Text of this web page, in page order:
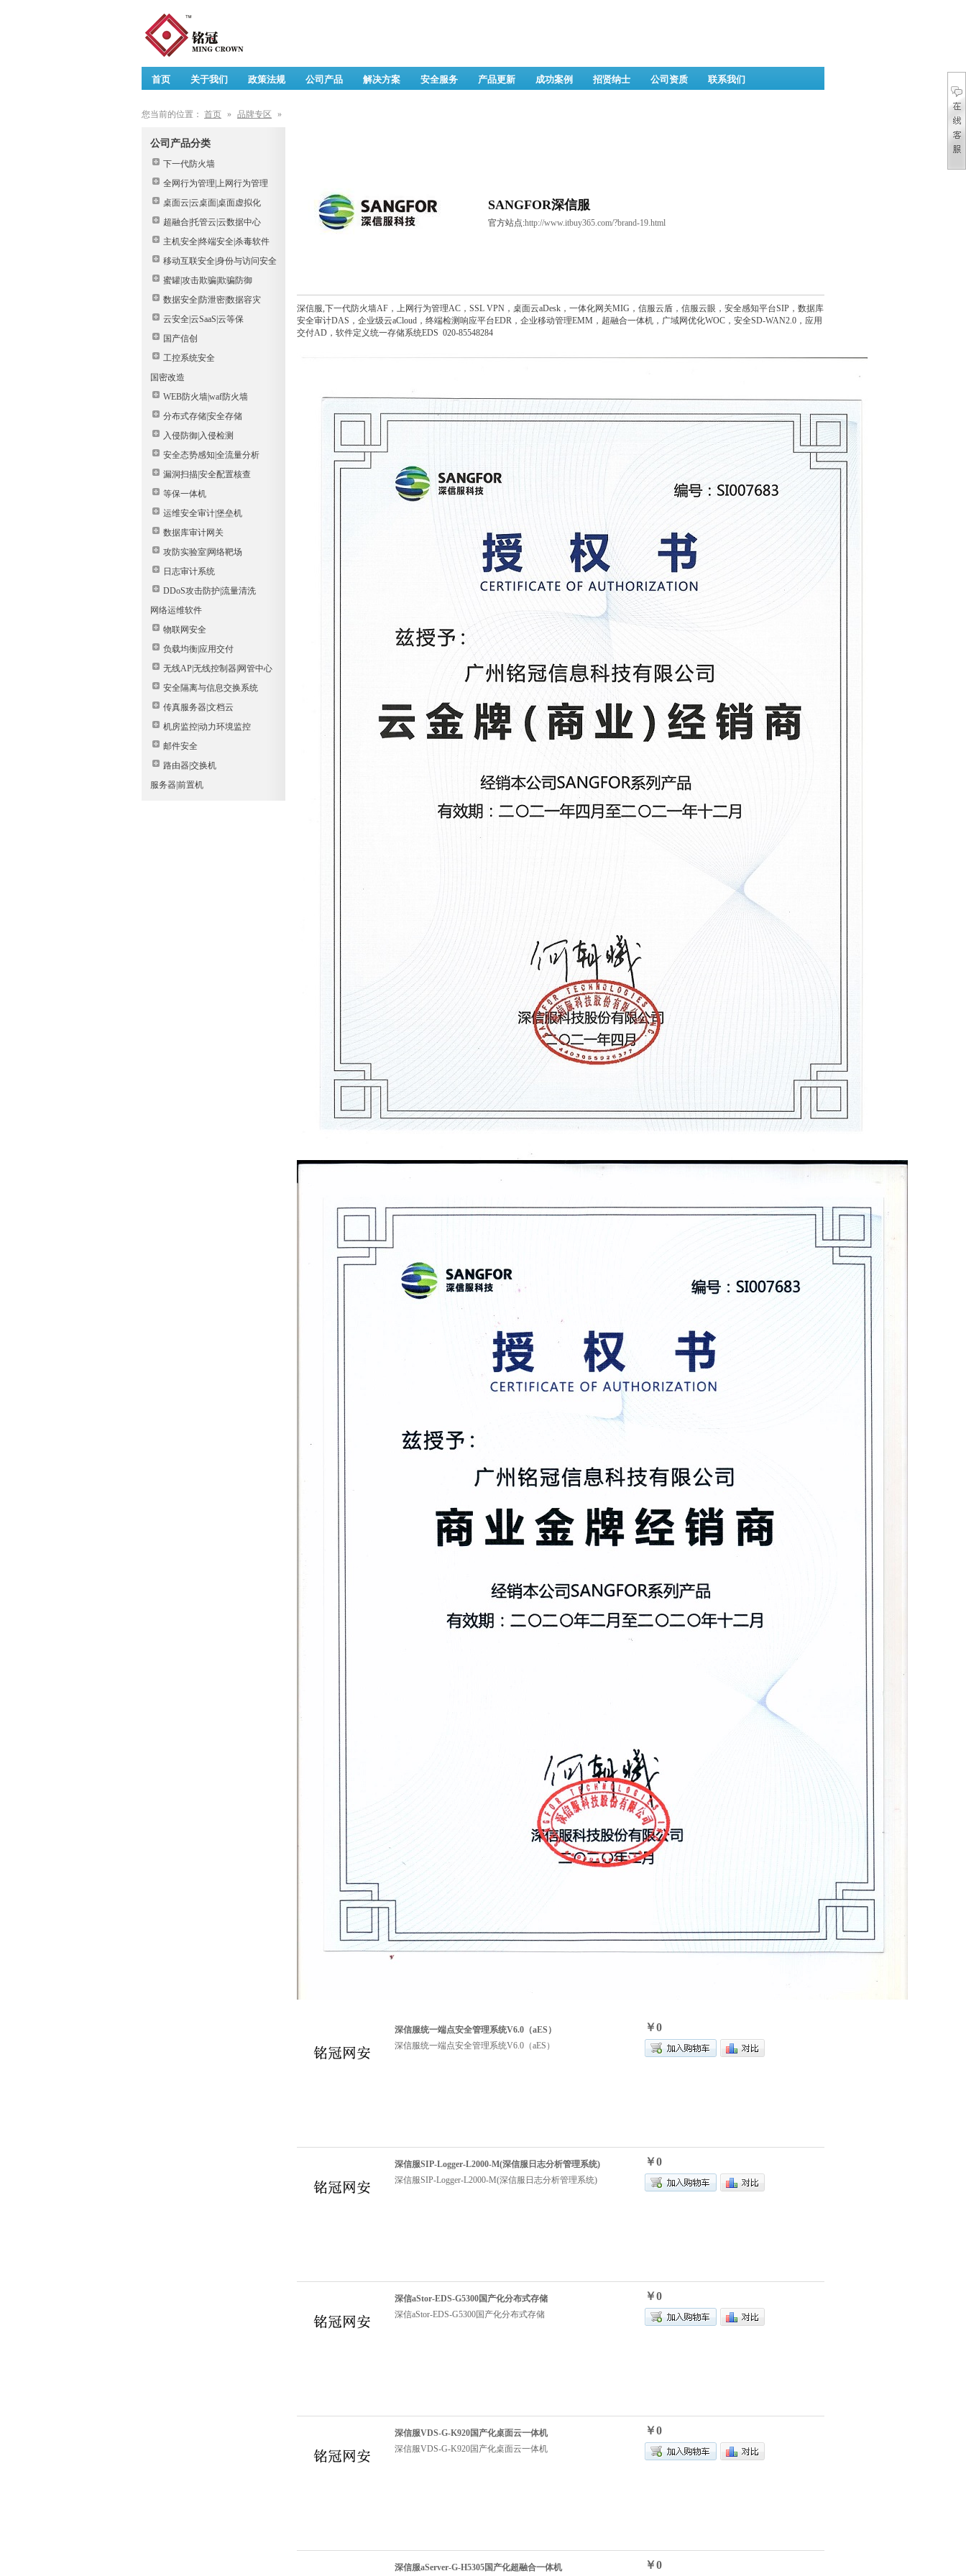
首页 关于我们 政策法规 公司产品 解决方案 安全服务 产品更新 成功案例 招贤纳士 公司资质 联系我们
您当前的位置： 首页 » 品牌专区 »
公司产品分类
下一代防火墙
全网行为管理|上网行为管理
桌面云|云桌面|桌面虚拟化
超融合|托管云|云数据中心
主机安全|终端安全|杀毒软件
移动互联安全|身份与访问安全
蜜罐|攻击欺骗|欺骗防御
数据安全|防泄密|数据容灾
云安全|云SaaS|云等保
国产信创
工控系统安全
国密改造
WEB防火墙|waf防火墙
分布式存储|安全存储
入侵防御|入侵检测
安全态势感知|全流量分析
漏洞扫描|安全配置核查
等保一体机
运维安全审计|堡垒机
数据库审计网关
攻防实验室|网络靶场
日志审计系统
DDoS攻击防护|流量清洗
网络运维软件
物联网安全
负载均衡|应用交付
无线AP|无线控制器|网管中心
安全隔离与信息交换系统
传真服务器|文档云
机房监控|动力环境监控
邮件安全
路由器|交换机
服务器|前置机
SANGFOR深信服
官方站点:http://www.itbuy365.com/?brand-19.html
深信服,下一代防火墙AF，上网行为管理AC，SSL VPN，桌面云aDesk，一体化网关MIG，信服云盾，信服云眼，安全感知平台SIP，数据库
安全审计DAS，企业级云aCloud，终端检测响应平台EDR，企业移动管理EMM，超融合一体机，广域网优化WOC，安全SD-WAN2.0，应用
交付AD，软件定义统一存储系统EDS 020-85548284
深信服统一端点安全管理系统V6.0（aES）
深信服统一端点安全管理系统V6.0（aES）
￥0
深信服SIP-Logger-L2000-M(深信服日志分析管理系统)
深信服SIP-Logger-L2000-M(深信服日志分析管理系统)
￥0
深信aStor-EDS-G5300国产化分布式存储
深信aStor-EDS-G5300国产化分布式存储
￥0
深信服VDS-G-K920国产化桌面云一体机
深信服VDS-G-K920国产化桌面云一体机
￥0
深信服aServer-G-H5305国产化超融合一体机 ￥0